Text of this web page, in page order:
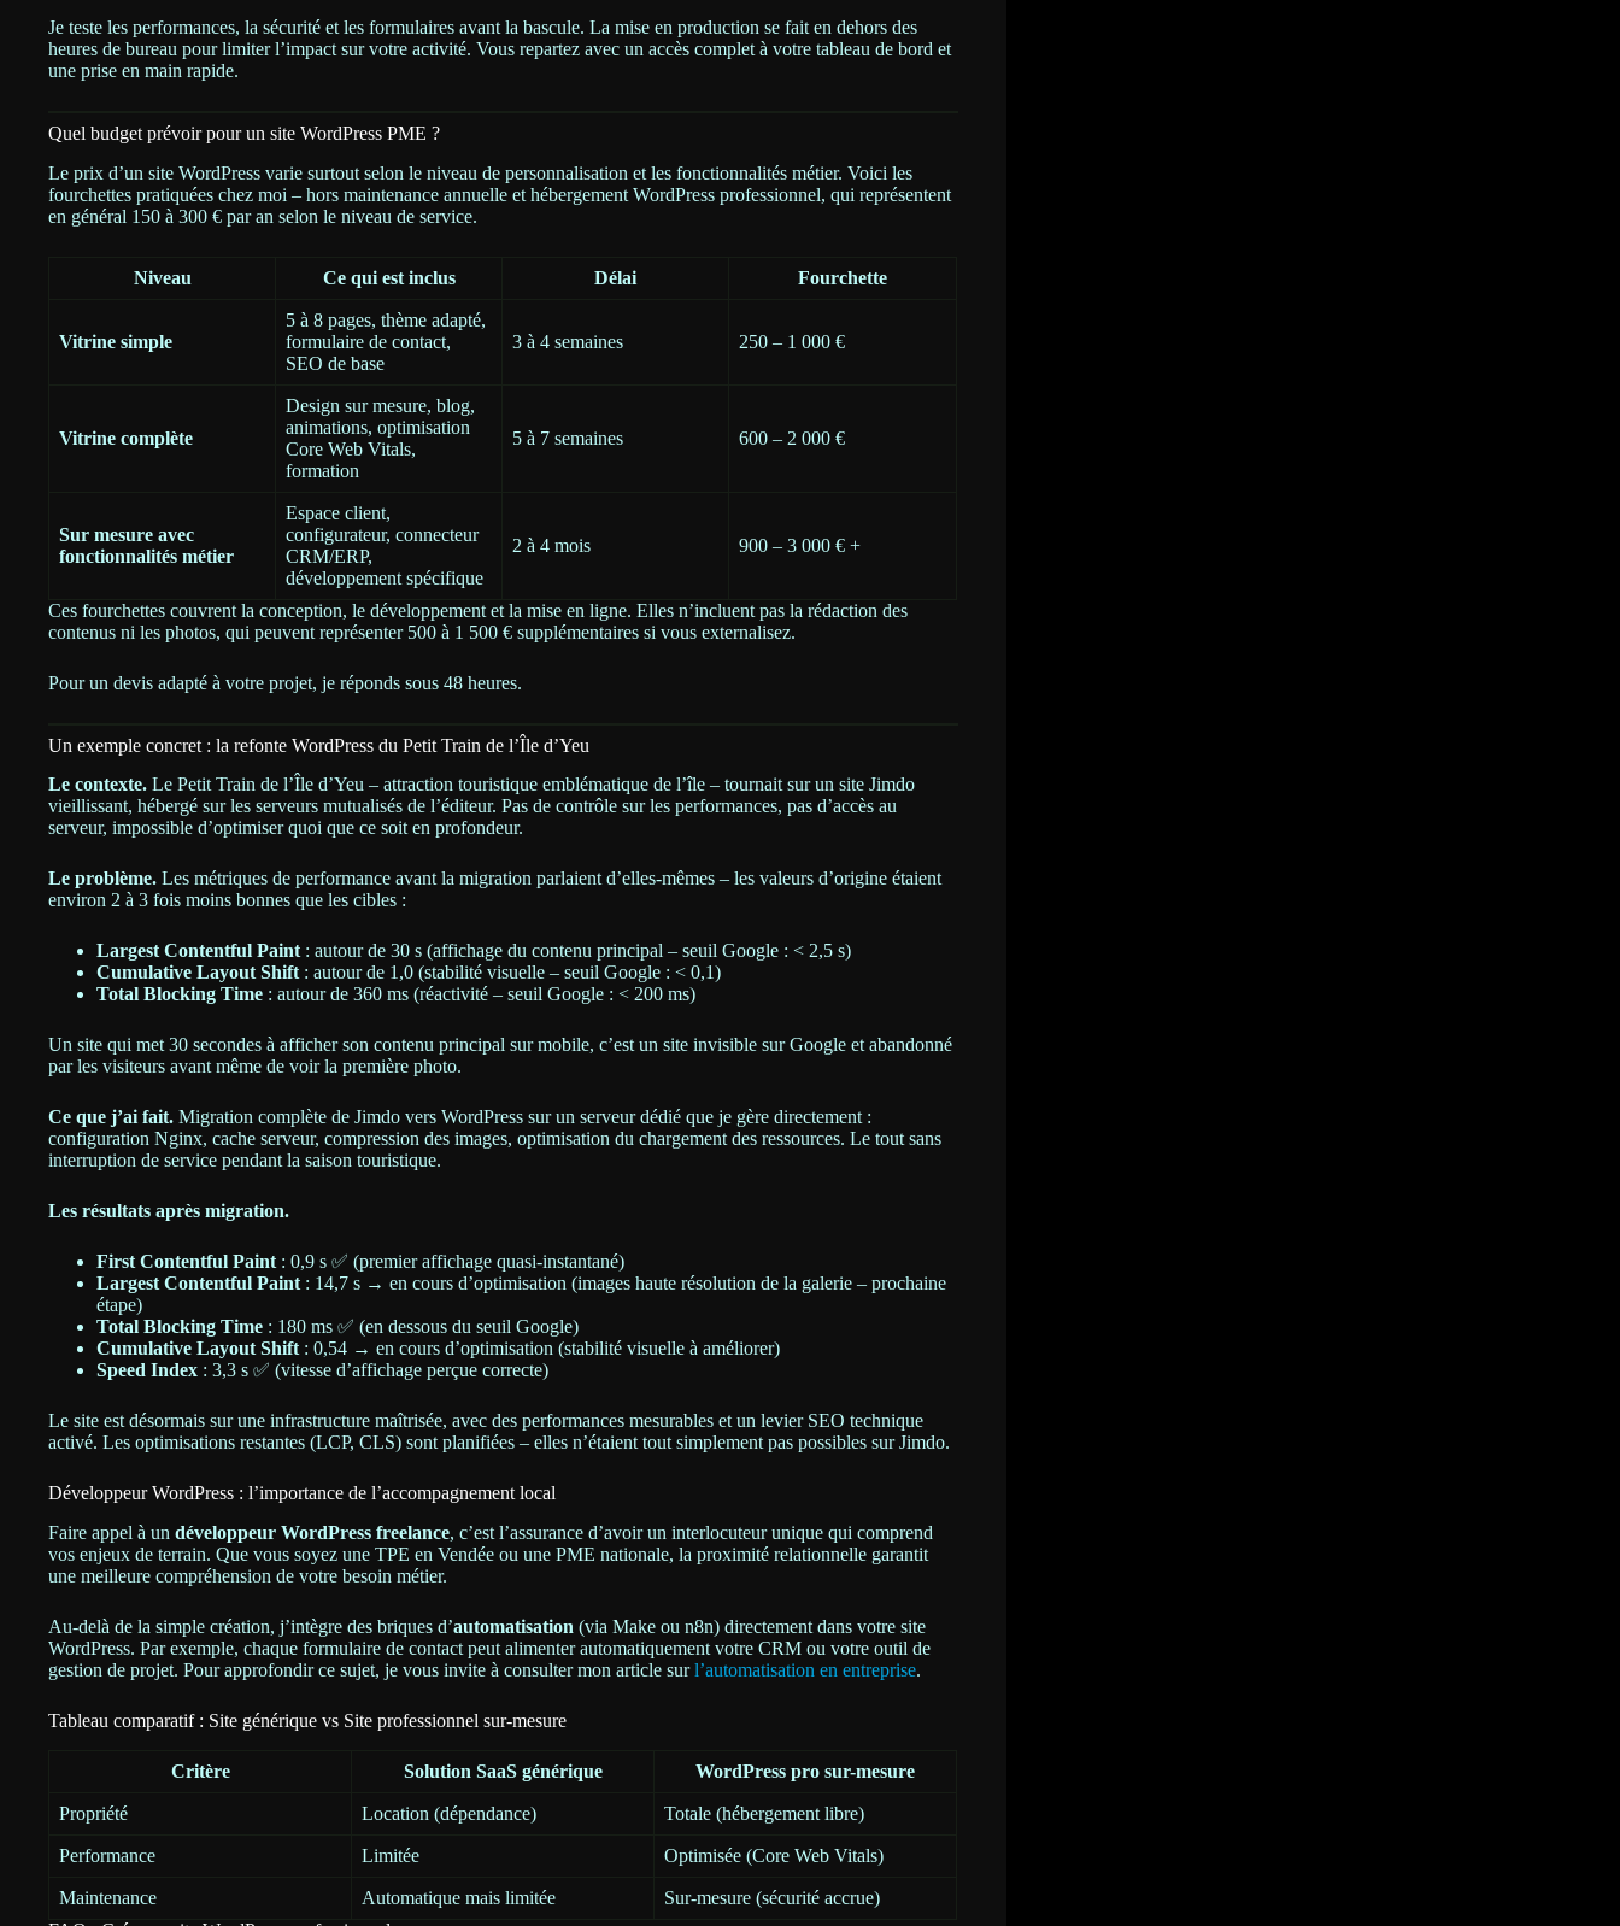
Je teste les performances, la sécurité et les formulaires avant la bascule. La mise en production se fait en dehors des
heures de bureau pour limiter l’impact sur votre activité. Vous repartez avec un accès complet à votre tableau de bord et
une prise en main rapide.
Quel budget prévoir pour un site WordPress PME ?
Le prix d’un site WordPress varie surtout selon le niveau de personnalisation et les fonctionnalités métier. Voici les
fourchettes pratiquées chez moi – hors maintenance annuelle et hébergement WordPress professionnel, qui représentent
en général 150 à 300 € par an selon le niveau de service.
Niveau Ce qui est inclus Délai Fourchette
Vitrine simple
5 à 8 pages, thème adapté,
formulaire de contact,
SEO de base
3 à 4 semaines 250 – 1 000 €
Vitrine complète
Design sur mesure, blog,
animations, optimisation
Core Web Vitals,
formation
5 à 7 semaines 600 – 2 000 €
Sur mesure avec
fonctionnalités métier
Espace client,
configurateur, connecteur
CRM/ERP,
développement spécifique
2 à 4 mois 900 – 3 000 € +
Ces fourchettes couvrent la conception, le développement et la mise en ligne. Elles n’incluent pas la rédaction des
contenus ni les photos, qui peuvent représenter 500 à 1 500 € supplémentaires si vous externalisez.
Pour un devis adapté à votre projet, je réponds sous 48 heures.
Un exemple concret : la refonte WordPress du Petit Train de l’Île d’Yeu
Le contexte. Le Petit Train de l’Île d’Yeu – attraction touristique emblématique de l’île – tournait sur un site Jimdo
vieillissant, hébergé sur les serveurs mutualisés de l’éditeur. Pas de contrôle sur les performances, pas d’accès au
serveur, impossible d’optimiser quoi que ce soit en profondeur.
Le problème. Les métriques de performance avant la migration parlaient d’elles-mêmes – les valeurs d’origine étaient
environ 2 à 3 fois moins bonnes que les cibles :
Largest Contentful Paint: autour de 30 s (affichage du contenu principal – seuil Google : < 2,5 s)
Cumulative Layout Shift: autour de 1,0 (stabilité visuelle – seuil Google : < 0,1)
Total Blocking Time : autour de 360 ms (réactivité – seuil Google : < 200 ms)
Un site qui met 30 secondes à afficher son contenu principal sur mobile, c’est un site invisible sur Google et abandonné
par les visiteurs avant même de voir la première photo.
Ce que j’ai fait. Migration complète de Jimdo vers WordPress sur un serveur dédié que je gère directement :
configuration Nginx, cache serveur, compression des images, optimisation du chargement des ressources. Le tout sans
interruption de service pendant la saison touristique.
Les résultats après migration.
First Contentful Paint: 0,9 s ✅ (premier affichage quasi-instantané)
Largest Contentful Paint: 14,7 s → en cours d’optimisation (images haute résolution de la galerie – prochaine
étape)
Total Blocking Time : 180 ms ✅ (en dessous du seuil Google)
Cumulative Layout Shift: 0,54 → en cours d’optimisation (stabilité visuelle à améliorer)
Speed Index : 3,3 s ✅ (vitesse d’affichage perçue correcte)
Le site est désormais sur une infrastructure maîtrisée, avec des performances mesurables et un levier SEO technique
activé. Les optimisations restantes (LCP, CLS) sont planifiées – elles n’étaient tout simplement pas possibles sur Jimdo.
Développeur WordPress : l’importance de l’accompagnement local
Faire appel à un développeur WordPress freelance, c’est l’assurance d’avoir un interlocuteur unique qui comprend
vos enjeux de terrain. Que vous soyez une TPE en Vendée ou une PME nationale, la proximité relationnelle garantit
une meilleure compréhension de votre besoin métier.
Au-delà de la simple création, j’intègre des briques d’automatisation (via Make ou n8n) directement dans votre site
WordPress. Par exemple, chaque formulaire de contact peut alimenter automatiquement votre CRM ou votre outil de
gestion de projet. Pour approfondir ce sujet, je vous invite à consulter mon article surl’automatisation en entreprise.
Tableau comparatif : Site générique vs Site professionnel sur-mesure
Critère Solution SaaS générique WordPress pro sur-mesure
Propriété Location (dépendance) Totale (hébergement libre)
Performance Limitée Optimisée (Core Web Vitals)
Maintenance Automatique mais limitée
Sur-mesure (sécurité accrue)